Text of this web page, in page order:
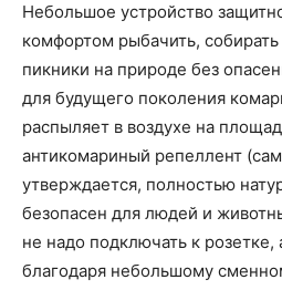
Небольшое устройство
комфортом рыбачить,
пикники на природе без
для будущего поколения
распыляет в воздухе на
антикомариный репеллент
утверждается, полностью
безопасен для людей и
не надо подключать к розетке,
благодаря небольшому